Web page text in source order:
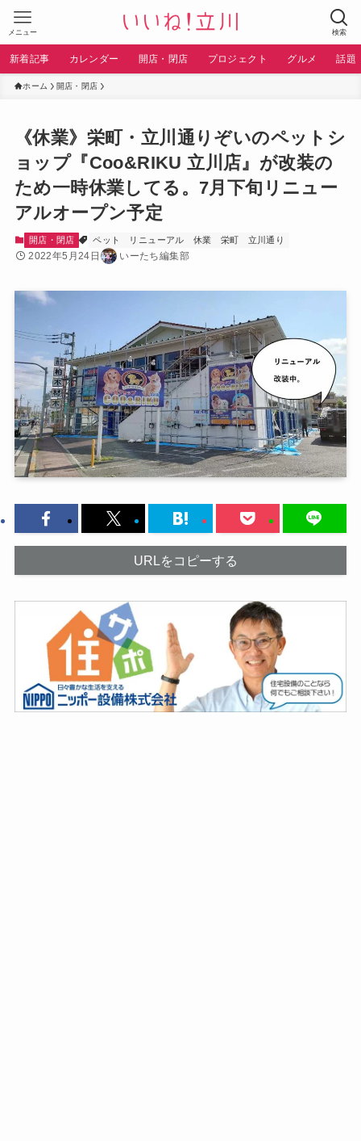
検索
メニュー
新着記事 カレンダー 開店・閉店 プロジェクト グルメ 話題
ホーム 開店・閉店
《休業》栄町・立川通りぞいのペットシ
ョップ『Coo&RIKU 立川店』が改装の
ため一時休業してる。7月下旬リニュー
アルオープン予定
開店・閉店 ペット リニューアル 休業 栄町 立川通り
2022年5月24日 いーたち編集部
URLをコピーする